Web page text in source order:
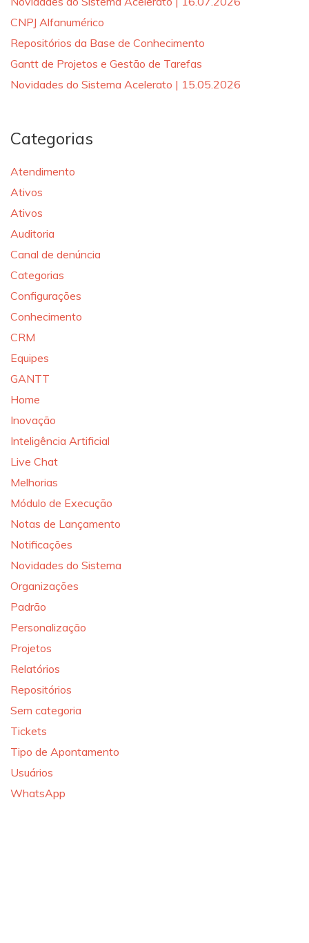
CNPJ Alfanumérico
Repositórios da Base de Conhecimento
Gantt de Projetos e Gestão de Tarefas
Novidades do Sistema Acelerato | 15.05.2026
Categorias
Atendimento
Ativos
Ativos
Auditoria
Canal de denúncia
Categorias
Configurações
Conhecimento
CRM
Equipes
GANTT
Home
Inovação
Inteligência Artificial
Live Chat
Melhorias
Módulo de Execução
Notas de Lançamento
Notificações
Novidades do Sistema
Organizações
Padrão
Personalização
Projetos
Relatórios
Repositórios
Sem categoria
Tickets
Tipo de Apontamento
Usuários
WhatsApp